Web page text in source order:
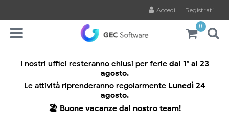
Accedi | Registrati
0
I nostri uffici resteranno chiusi per ferie dal 1° al 23
agosto.
Le attività riprenderanno regolarmente Lunedì 24
agosto.
🏖️ Buone vacanze dal nostro team!